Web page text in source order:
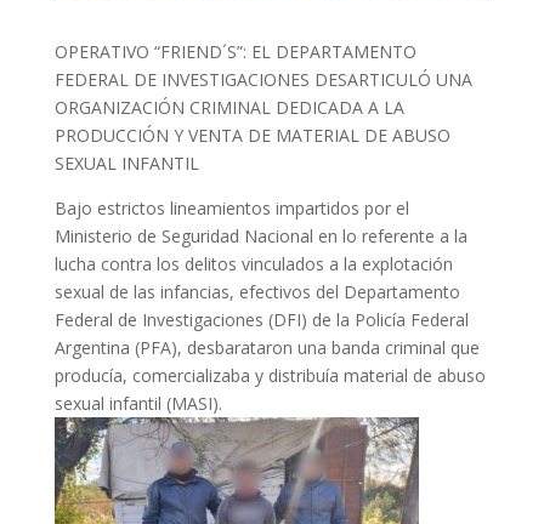
OPERATIVO “FRIEND´S”: EL DEPARTAMENTO
FEDERAL DE INVESTIGACIONES DESARTICULÓ UNA
ORGANIZACIÓN CRIMINAL DEDICADA A LA
PRODUCCIÓN Y VENTA DE MATERIAL DE ABUSO
SEXUAL INFANTIL
Bajo estrictos lineamientos impartidos por el
Ministerio de Seguridad Nacional en lo referente a la
lucha contra los delitos vinculados a la explotación
sexual de las infancias, efectivos del Departamento
Federal de Investigaciones (DFI) de la Policía Federal
Argentina (PFA), desbarataron una banda criminal que
producía, comercializaba y distribuía material de abuso
sexual infantil (MASI).